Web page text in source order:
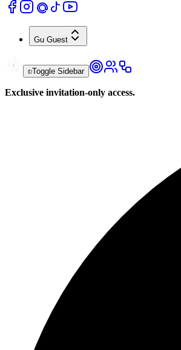
Gu Guest
Toggle Sidebar
Exclusive invitation-only access.